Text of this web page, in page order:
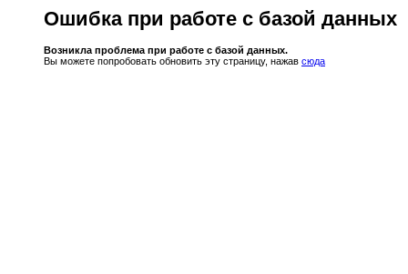
Ошибка при работе с базой данных
Возникла проблема при работе с базой данных.
Вы можете попробовать обновить эту страницу, нажав сюда